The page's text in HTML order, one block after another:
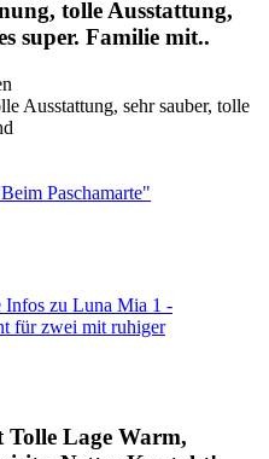
tolle Ausstattung,
super. Familie mit..
Ausstattung, sehr sauber, tolle
Paschamarte"
Infos zu Luna Mia 1 -
für zwei mit ruhiger
Tolle Lage Warm,